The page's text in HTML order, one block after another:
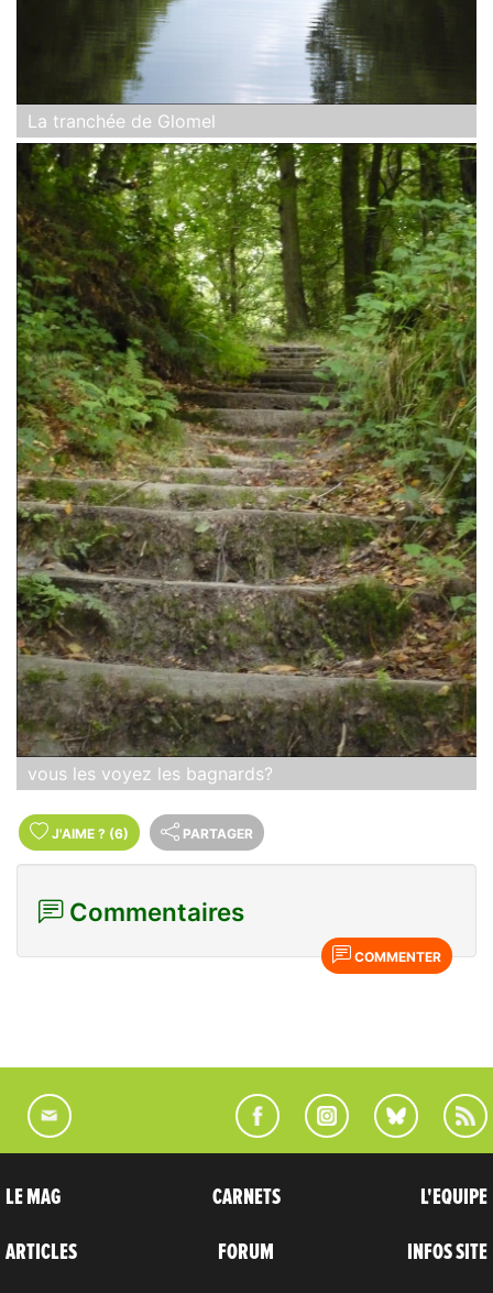
La tranchée de Glomel
vous les voyez les bagnards?
J'AIME ? (6) PARTAGER
Commentaires
COMMENTER
LE MAG
ARTICLES
CARNETS
FORUM
L'EQUIPE
INFOS SITE